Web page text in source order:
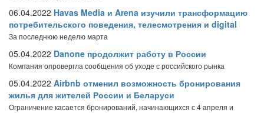
06.04.2022 Havas Media и Arena изучили трансформацию
потребительского поведения, телесмотрения и digital
За последнюю неделю марта
05.04.2022 Danone продолжит работу в России
Компания опровергла сообщения об уходе с российского рынка
05.04.2022 Airbnb отменил возможность бронирования
жилья для жителей России и Беларуси
Ограничение касается бронирований, начинающихся с 4 апреля и